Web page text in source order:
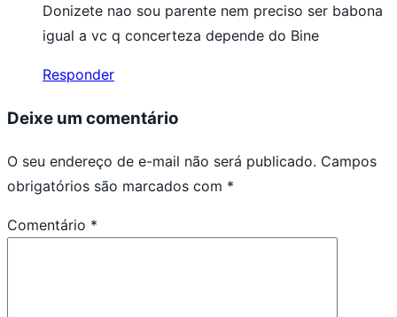
Donizete nao sou parente nem preciso ser babona
igual a vc q concerteza depende do Bine
Responder
Deixe um comentário
O seu endereço de e-mail não será publicado. Campos
obrigatórios são marcados com *
Comentário *